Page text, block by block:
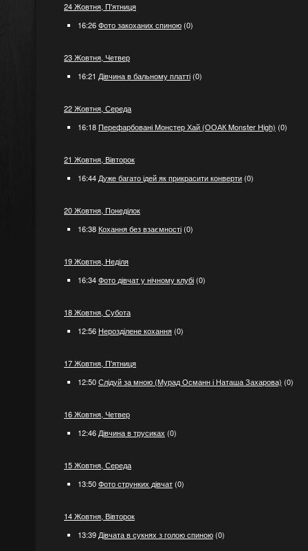
24 Жовтня, П'ятниця
16:26Фото закоханих спиною(0)
23 Жовтня, Четвер
16:21 Дівчина в бальному платті(0)
22 Жовтня, Середа
16:18Перефарбовані Монстер Хай (ООАК Monster High) (0)
21 Жовтня, Вівторок
16:44 Дуже багато ідей як прикрасити конверти(0)
20 Жовтня, Понеділок
16:38 Кохання без взаємності(0)
19 Жовтня, Неділя
16:34Фото дівчат у нічному клубі(0)
18 Жовтня, Субота
12:56 Нерозділене кохання(0)
17 Жовтня, П'ятниця
12:50Слідуй за мною (Мурад Османн і Наташа Захарова) (0)
16 Жовтня, Четвер
12:46 Дівчина в трусиках (0)
15 Жовтня, Середа
13:50Фото струнких дівчат(0)
14 Жовтня, Вівторок
13:39 Дівчата в сукнях з голою спиною(0)